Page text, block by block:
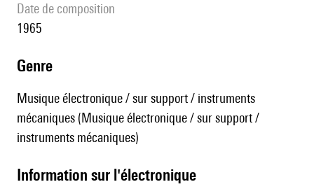
date de composition
1965
genre
Musique électronique / sur support / instruments
mécaniques (Musique électronique / sur support /
instruments mécaniques)
Information sur l'électronique